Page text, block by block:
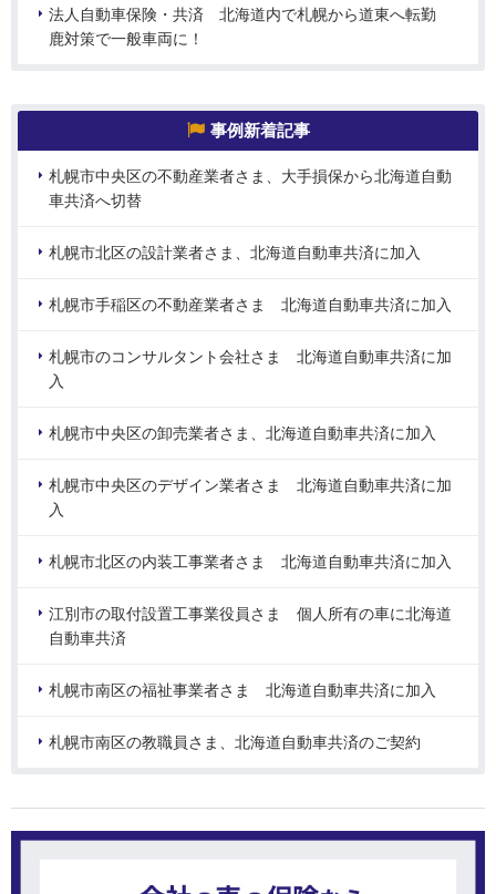
法人自動車保険・共済 北海道内で札幌から道東へ転勤
鹿対策で一般車両に！
事例新着記事
札幌市中央区の不動産業者さま、大手損保から北海道自動
車共済へ切替
札幌市北区の設計業者さま、北海道自動車共済に加入
札幌市手稲区の不動産業者さま 北海道自動車共済に加入
札幌市のコンサルタント会社さま 北海道自動車共済に加
入
札幌市中央区の卸売業者さま、北海道自動車共済に加入
札幌市中央区のデザイン業者さま 北海道自動車共済に加
入
札幌市北区の内装工事業者さま 北海道自動車共済に加入
江別市の取付設置工事業役員さま 個人所有の車に北海道
自動車共済
札幌市南区の福祉事業者さま 北海道自動車共済に加入
札幌市南区の教職員さま、北海道自動車共済のご契約